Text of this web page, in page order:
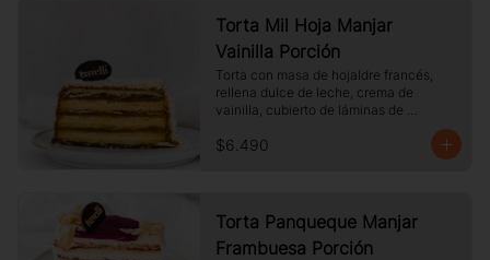
Torta Mil Hoja Manjar
Vainilla Porción
Torta con masa de hojaldre francés,
rellena dulce de leche, crema de
vainilla, cubierto de láminas de
$6.490
Torta Panqueque Manjar
Frambuesa Porción